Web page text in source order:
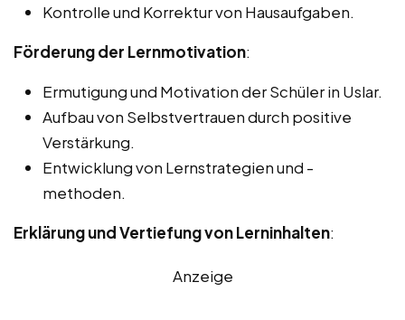
Kontrolle und Korrektur von Hausaufgaben.
Förderung der Lernmotivation:
Ermutigung und Motivation der Schüler in Uslar.
Aufbau von Selbstvertrauen durch positive
Verstärkung.
Entwicklung von Lernstrategien und -
methoden.
Erklärung und Vertiefung von Lerninhalten:
Anzeige